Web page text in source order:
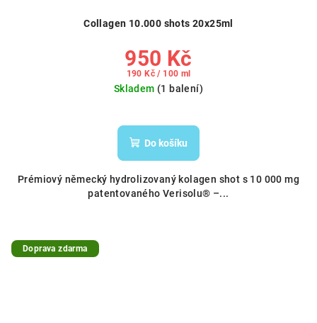
Collagen 10.000 shots 20x25ml
950 Kč
Měrná
190 Kč / 100 ml
Skladem (1 balení)
Do košíku
Prémiový německý hydrolizovaný kolagen shot s 10 000 mg
patentovaného Verisolu® –...
Doprava zdarma